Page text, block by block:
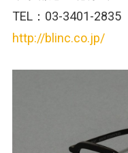
TEL：03-3401-2835
http://blinc.co.jp/